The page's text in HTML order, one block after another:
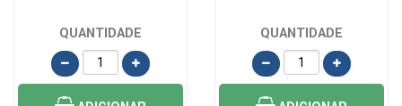
QUANTIDADE QUANTIDADE